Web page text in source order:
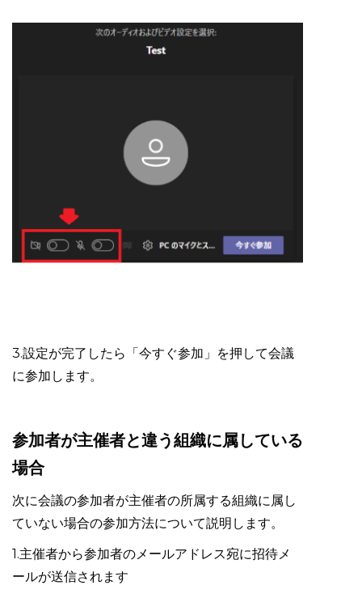
3.設定が完了したら「今すぐ参加」を押して会議
に参加します。
参加者が主催者と違う組織に属している
場合
次に会議の参加者が主催者の所属する組織に属し
ていない場合の参加方法について説明します。
1.主催者から参加者のメールアドレス宛に招待メ
ールが送信されます